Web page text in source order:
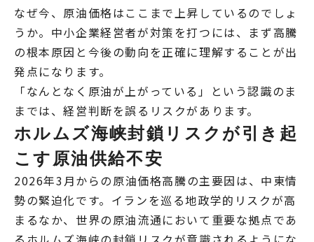
なぜ今、原油価格はここまで上昇しているのでしょ
うか。中小企業経営者が対策を打つには、まず高騰
の根本原因と今後の動向を正確に理解することが出
発点になります。
「なんとなく原油が上がっている」という認識のま
までは、経営判断を誤るリスクがあります。
ホルムズ海峡封鎖リスクが引き起
こす原油供給不安
2026年3月からの原油価格高騰の主要因は、中東情
勢の緊迫化です。イランを巡る地政学的リスクが高
まるなか、世界の原油流通において重要な拠点であ